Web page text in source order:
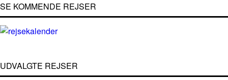
SE KOMMENDE REJSER
UDVALGTE REJSER